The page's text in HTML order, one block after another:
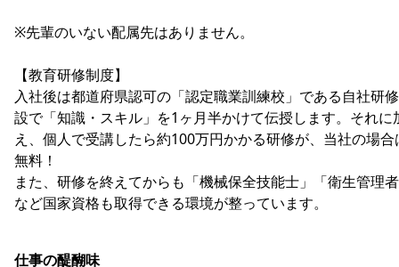
※先輩のいない配属先はありません。
【教育研修制度】
入社後は都道府県認可の「認定職業訓練校」である自社研
設で「知識・スキル」を1ヶ月半かけて伝授します。それに
え、個人で受講したら約100万円かかる研修が、当社の場合
無料！
また、研修を終えてからも「機械保全技能士」「衛生管理
など国家資格も取得できる環境が整っています。
仕事の醍醐味